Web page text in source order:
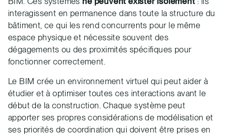
interagissent en permanence dans toute la structure du
bâtiment, ce qui les rend concurrents pour le même
espace physique et nécessite souvent des
dégagements ou des proximités spécifiques pour
fonctionner correctement.
Le BIM crée un environnement virtuel qui peut aider à
étudier et à optimiser toutes ces interactions avant le
début de la construction. Chaque système peut
apporter ses propres considérations de modélisation et
ses priorités de coordination qui doivent être prises en